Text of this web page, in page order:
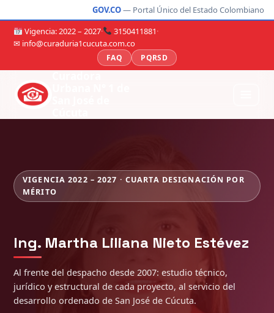
GOV.CO— Portal Único del Estado Colombiano
Vigencia: 2022 – 2027· 3150411881·
✉ info@curaduria1cucuta.com.co
FAQ PQRSD
VIGENCIA 2022 – 2027 · CUARTA DESIGNACIÓN POR
MÉRITO
Ing. Martha Liliana Nieto Estévez
Al frente del despacho desde 2007: estudio técnico,
jurídico y estructural de cada proyecto, al servicio del
desarrollo ordenado de San José de Cúcuta.